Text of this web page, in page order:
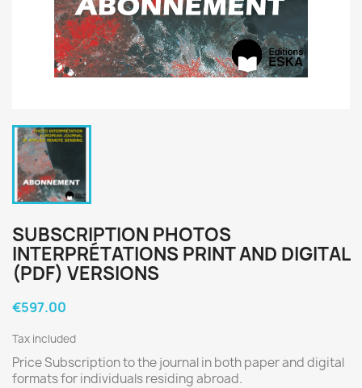
SUBSCRIPTION PHOTOS
INTERPRÉTATIONS PRINT AND DIGITAL
(PDF) VERSIONS
€597.00
Tax included
Price Subscription to the journal in both paper and digital
formats for individuals residing abroad.